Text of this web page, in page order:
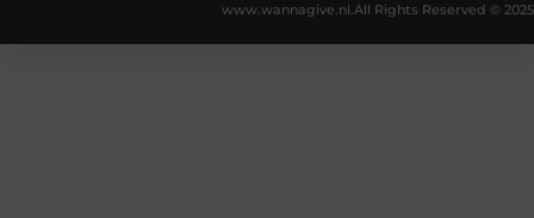
All Rights Reserved © 2025
www.wannagive.nl.